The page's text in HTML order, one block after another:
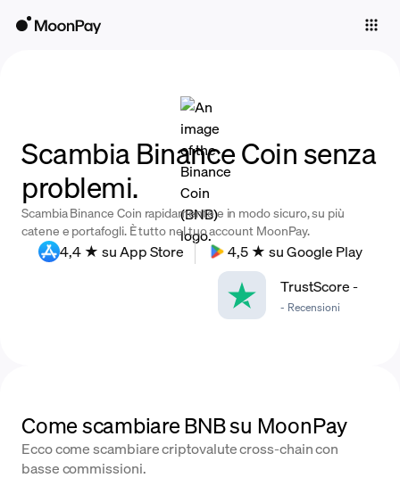
Trade
Company
Crypto Prices
Scambia Binance Coin senza
problemi.
Scambia Binance Coin rapidamente e in modo sicuro, su più
catene e portafogli. È tutto nel tuo account MoonPay.
4,4 ★ su App Store
4,5 ★ su Google Play
TrustScore-
- Recensioni
Come scambiare BNB su MoonPay
Ecco come scambiare criptovalute cross-chain con
basse commissioni.